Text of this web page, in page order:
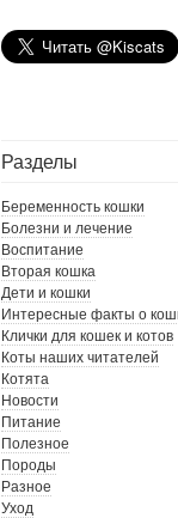
Разделы
Беременность кошки
Болезни и лечение
Воспитание
Вторая кошка
Дети и кошки
Интересные факты о
Клички для кошек и котов
Коты наших читателей
Котята
Новости
Питание
Полезное
Породы
Разное
Уход